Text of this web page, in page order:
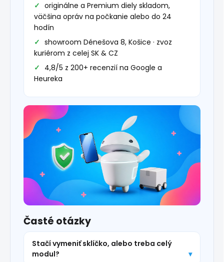
originálne a Premium diely skladom,
väčšina opráv na počkanie alebo do 24
hodín
showroom Dénešova 8, Košice · zvoz
kuriérom z celej SK & CZ
4,8/5 z 200+ recenzií na Google a
Heureka
Časté otázky
Stačí vymeniť sklíčko, alebo treba celý
modul?